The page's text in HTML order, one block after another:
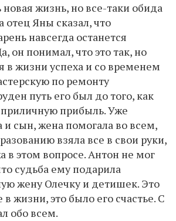
новая жизнь, но все-таки обида
отец Яны сказал, что
навсегда останется
он понимал, что это так, но
в жизни успеха и со временем
по ремонту
путь его был до того, как
приличную прибыль. Уже
и сын, жена помогала во всем,
взяла все в свои руки,
в этом вопросе. Антон не мог
судьба ему подарила
жену Олечку и детишек. Это
в жизни, это было его счастье. С
обо всем.